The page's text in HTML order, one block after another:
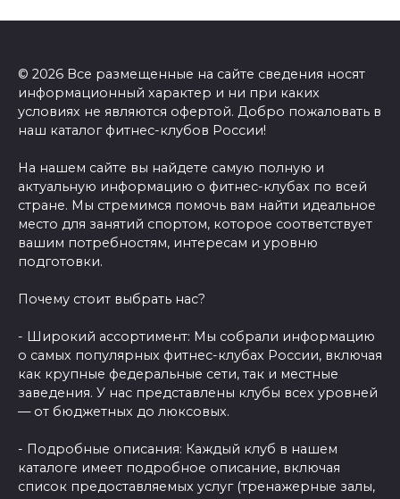
© 2026 Все размещенные на сайте сведения носят
информационный характер и ни при каких
условиях не являются офертой. Добро пожаловать в
наш каталог фитнес-клубов России!
На нашем сайте вы найдете самую полную и
актуальную информацию о фитнес-клубах по всей
стране. Мы стремимся помочь вам найти идеальное
место для занятий спортом, которое соответствует
вашим потребностям, интересам и уровню
подготовки.
Почему стоит выбрать нас?
- Широкий ассортимент: Мы собрали информацию
о самых популярных фитнес-клубах России, включая
как крупные федеральные сети, так и местные
заведения. У нас представлены клубы всех уровней
— от бюджетных до люксовых.
- Подробные описания: Каждый клуб в нашем
каталоге имеет подробное описание, включая
список предоставляемых услуг (тренажерные залы,